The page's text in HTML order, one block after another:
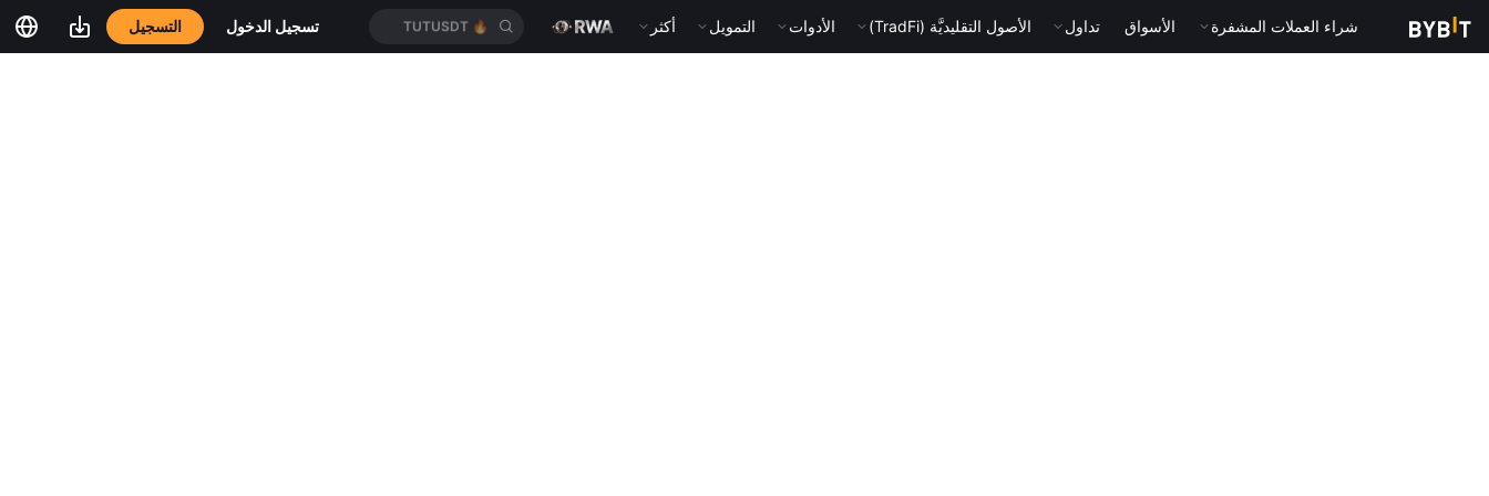
شراء العملات المشفرة الأسواق تداول الأصول التقليديَّة (TradFi) الأدوات التمويل أكثر 🔥
TUTUSDT تسجيل الدخول التسجيل